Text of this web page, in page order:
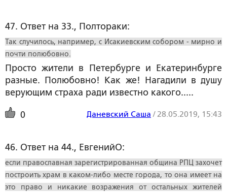
47. Ответ на 33., Полтораки:
Так случилось, например, с Исакиевским собором - мирно и
почти полюбовно.
Просто жители в Петербурге и Екатеринбурге
разные. Полюбовно! Как же! Нагадили в душу
верующим страха ради известно какого.....
0 Даневский Саша / 28.05.2019, 15:43
46. Ответ на 44., ЕвгенийО:
если православная зарегистрированная община РПЦ захочет
построить храм в каком-либо месте города, то она имеет на
это право и никакие возражения от остальных жителей